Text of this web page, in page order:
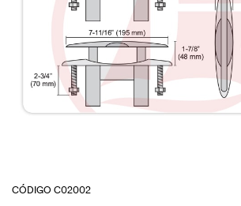
CÓDIGO C02002